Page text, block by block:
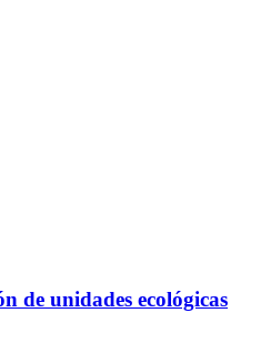
de unidades ecológicas